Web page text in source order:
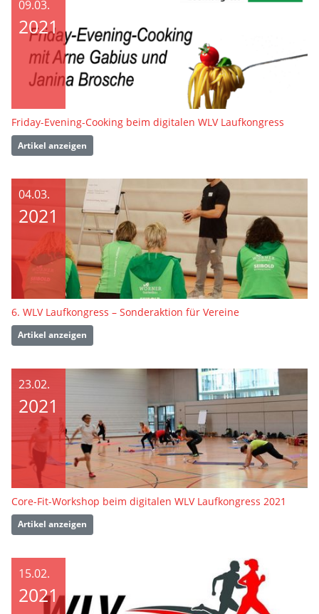
09.03.
2021
Friday-Evening-Cooking beim digitalen WLV Laufkongress
Artikel anzeigen
04.03.
2021
6. WLV Laufkongress – Sonderaktion für Vereine
Artikel anzeigen
23.02.
2021
Core-Fit-Workshop beim digitalen WLV Laufkongress 2021
Artikel anzeigen
15.02.
2021